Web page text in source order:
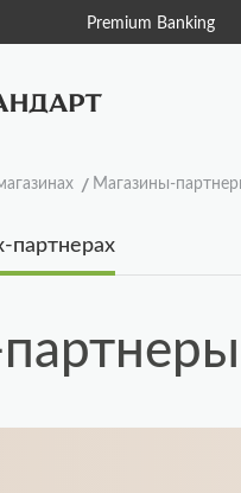
Путешествия
Магазины-
партнерах